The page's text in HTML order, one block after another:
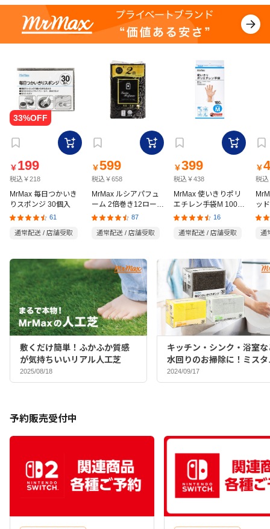
￥ 199
税込￥218
MrMax 毎日つかいき
りスポンジ 30個入
61
通常配送 / 店舗受取
￥599
税込￥658
MrMax ルシアパフュ
ーム 2倍巻き12ロール
ダブル
87
通常配送 / 店舗受取
￥399
税込￥438
MrMax 使いきりポリ
エチレン手袋M 100枚
入
16
通常配送 / 店舗受取
￥
税込
ッ
の
通
敷くだけ簡単！ふかふか質感
が気持ちいいリアル人工芝
2025/08/18
キッチン・シンク・浴室な
水回りのお掃除に！ミスタ
マックスバイヤーおすすめ
ポンジ♪
2024/09/17
予約販売受付中